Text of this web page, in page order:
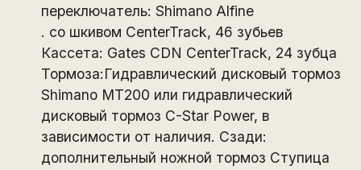
переключатель: Shimano Alfine
. со шкивом CenterTrack, 46 зубьев
Кассета: Gates CDN CenterTrack, 24 зубца
Тормоза:Гидравлический дисковый тормоз
Shimano MT200 или гидравлический
дисковый тормоз C-Star Power, в
зависимости от наличия. Сзади:
дополнительный ножной тормоз Ступица